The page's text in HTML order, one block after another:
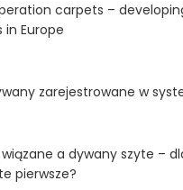
carpets –
in Europe
zarejestrowane w
a dywany szyte –
pierwsze?